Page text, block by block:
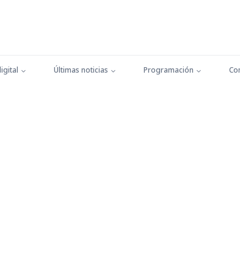
Últimas noticias Programación